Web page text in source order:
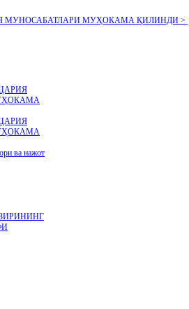
МУНОСАБАТЛАРИ МУҲОКАМА ҚИЛИНДИ >
ва нажот